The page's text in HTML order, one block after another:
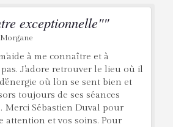
exceptionnelle""
à me connaître et à
pas. J'adore retrouver le lieu où il
où l'on se sent bien et
toujours de ses séances
Merci Sébastien Duval pour
attention et vos soins. Pour